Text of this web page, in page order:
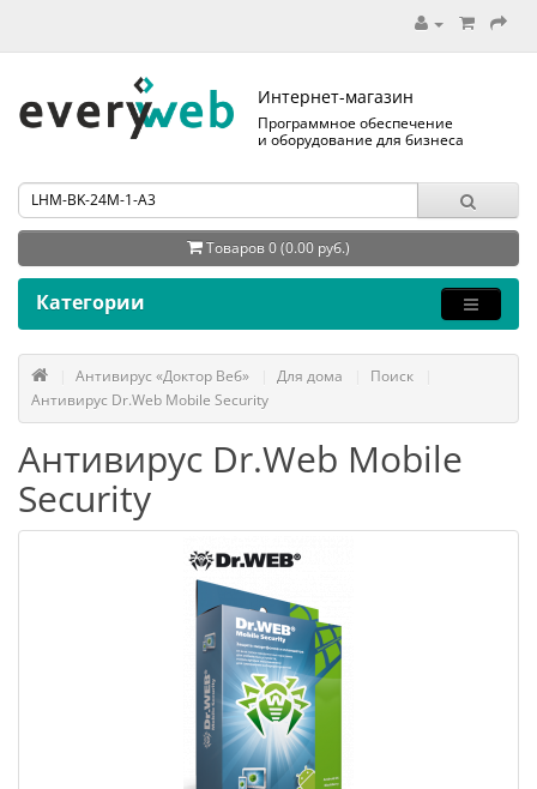
Интернет-магазин
Программное обеспечение
и оборудование для бизнеса
Товаров 0 (0.00 руб.)
Категории
Антивирус «Доктор Веб» Для дома
Поиск
Антивирус Dr.Web Mobile Security
Антивирус Dr.Web Mobile
Security